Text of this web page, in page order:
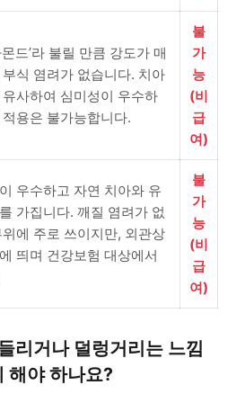
드’라 불릴 만큼 강도가 매
식 염려가 없습니다. 치아
사하여 심미성이 우수하
용은 불가능합니다.
불
가
능
(비
급
여)
우수하고 자연 치아와 유
가집니다. 깨질 염려가 없
에 주로 쓰이지만, 외관상
띄며 건강보험 대상에서
불
가
능
(비
급
여)
리거나 덜렁거리는 느낌
해야 하나요?